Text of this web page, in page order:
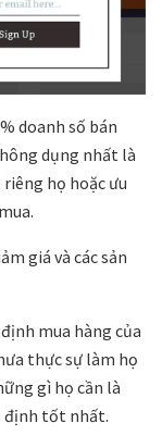
doanh số bán
dụng nhất là
họ hoặc ưu
giá và các sản
mua hàng của
thực sự làm họ
gì họ cần là
định tốt nhất.